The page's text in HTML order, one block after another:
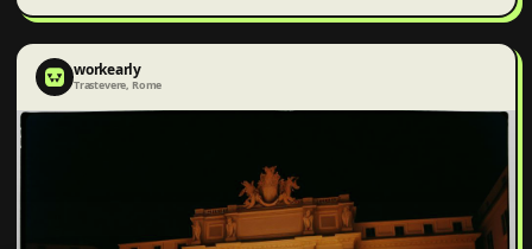
workearly
Trastevere, Rome